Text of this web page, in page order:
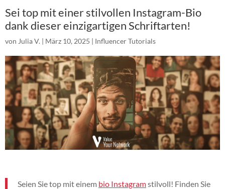
Sei top mit einer stilvollen Instagram-Bio
dank dieser einzigartigen Schriftarten!
von Julia V. | März 10, 2025 | Influencer Tutorials
Seien Sie top mit einem bio Instagramstilvoll! Finden Sie